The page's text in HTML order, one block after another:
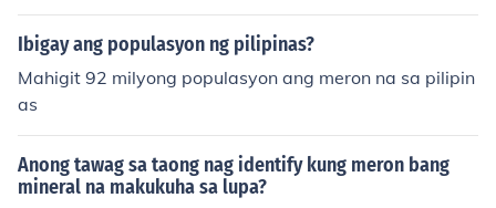
Ibigay ang populasyon ng pilipinas?
Mahigit 92 milyong populasyon ang meron na sa pilipin
as
Anong tawag sa taong nag identify kung meron bang
mineral na makukuha sa lupa?